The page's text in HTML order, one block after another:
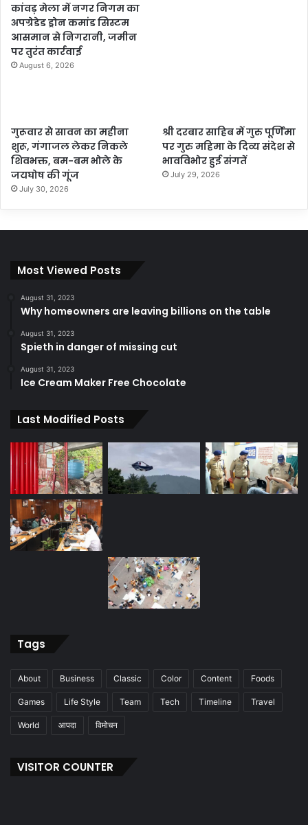
कांवड़ मेला में नगर निगम का
अपग्रेडेड ड्रोन कमांड सिस्टम
आसमान से निगरानी, जमीन
पर तुरंत कार्रवाई
August 6, 2026
गुरूवार से सावन का महीना
शुरू, गंगाजल लेकर निकले
शिवभक्त, बम-बम भोले के
जयघोष की गूंज
July 30, 2026
श्री दरबार साहिब में गुरु पूर्णिमा
पर गुरु महिमा के दिव्य संदेश से
भावविभोर हुई संगतें
July 29, 2026
Most Viewed Posts
August 31, 2023
Why homeowners are leaving billions on the table
August 31, 2023
Spieth in danger of missing cut
August 31, 2023
Ice Cream Maker Free Chocolate
Last Modified Posts
Tags
About Business Classic Color Content Foods
Games Life Style Team Tech Timeline Travel
World आपदा विमोचन
VISITOR COUNTER